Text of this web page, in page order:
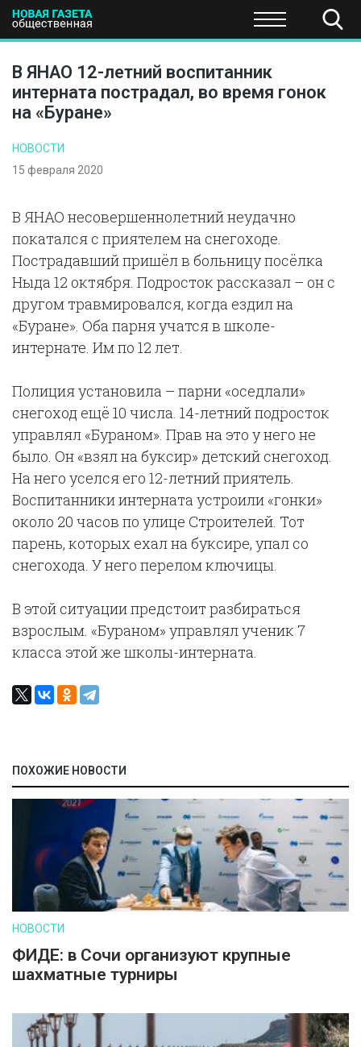
ПОЛИТИКА ЭКОНОМИКА НАУКА И
В ЯНАО 12-летний воспитанник
интерната пострадал, во время гонок
на «Буране»
НОВОСТИ
15 февраля 2020
В ЯНАО несовершеннолетний неудачно
покатался с приятелем на снегоходе.
Пострадавший пришёл в больницу посёлка
Ныда 12 октября. Подросток рассказал – он с
другом травмировался, когда ездил на
«Буране». Оба парня учатся в школе-
интернате. Им по 12 лет.
Полиция установила – парни «оседлали»
снегоход ещё 10 числа. 14-летний подросток
управлял «Бураном». Прав на это у него не
было. Он «взял на буксир» детский снегоход.
На него уселся его 12-летний приятель.
Воспитанники интерната устроили «гонки»
около 20 часов по улице Строителей. Тот
парень, которых ехал на буксире, упал со
снегохода. У него перелом ключицы.
В этой ситуации предстоит разбираться
взрослым. «Бураном» управлял ученик 7
класса этой же школы-интерната.
ПОХОЖИЕ НОВОСТИ
НОВОСТИ
ФИДЕ: в Сочи организуют крупные
шахматные турниры